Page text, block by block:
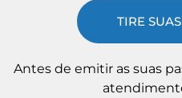
TIRE
Antes de emitir as suas